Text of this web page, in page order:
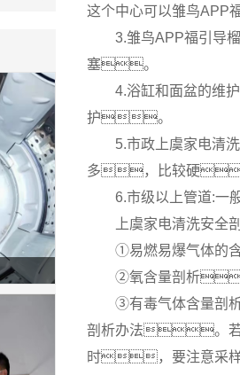
这个中心可以雏鸟
3.雏鸟APP福引导
塞。
4.浴缸和面盆的维
护。
5.市政上虞家电清
多，比较硬
6.市级以上管道:
上虞家电清洗安
①易燃易爆气体的
②氧含量剖析
③有毒气体含量剖
剖析办法。若
时，要注意采